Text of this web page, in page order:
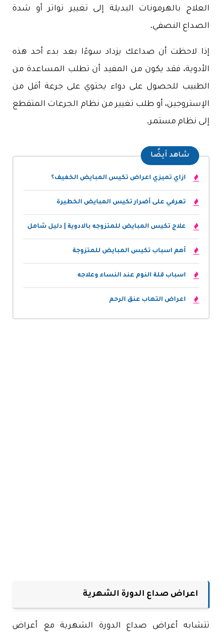
العلاج بالهرمونات البديلة إلى تغيير تواتر أو شدة
الصداع النصفي.
إذا لاحظت أن صداعك يزداد سوءًا بعد بدء أحد هذه
الأدوية، فقد يكون من المفيد أن تطلب المساعدة من
الطبيب للحصول على دواء يحتوي على جرعة أقل من
الإستروجين، أو طلب تغيير من نظام الجرعات المتقطع
إلى نظام مستمر.
شاهد أيضًا
ازاي تميزي اعراض تكيس المبايض الخفيف؟
تعرفي على أضرار تكيس المبايض الخطيرة
علاج تكيس المبايض للمتزوجه بالادوية | دليل شامل
أهم اسباب تكيس المبايض للمتزوجة
اسباب قلة النوم عند النساء وعلاجه
اعراض التهاب عنق الرحم
اعراض صداع الدورة الشهرية
تتشابه أعراض صداع الدورة الشهرية مع أعراض